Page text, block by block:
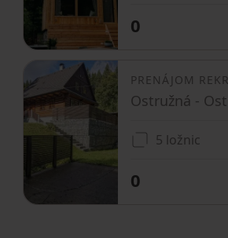
0
PRENÁJOM
Ostružná -
5 ložnic
0